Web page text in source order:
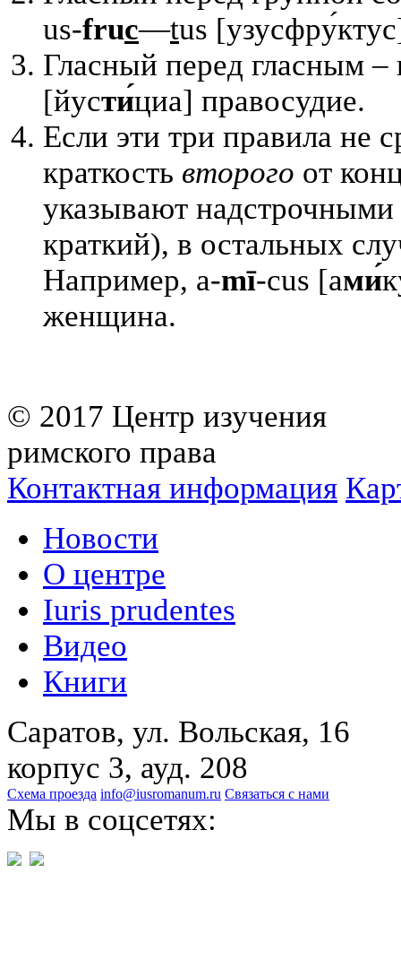
us-fruc—tus
Гласный перед гласным –
[йусти́циа] правосудие.
Если эти три правила не
краткость второго от
указывают
краткий), в остальных
Например, a-mī-cus [ами́
женщина.
© 2017 Центр изучения
римского права
Контактная информация
Новости
О центре
Iuris prudentes
Видео
Книги
Саратов, ул. Вольская, 16
корпус 3, ауд. 208
Схема проезда info@iusromanum.ru Связаться с нами
Мы в соцсетях: